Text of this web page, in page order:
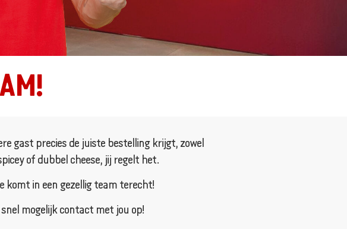
gast precies de juiste bestelling krijgt, zowel
of dubbel cheese, jij regelt het.
komt in een gezellig team terecht!
mogelijk contact met jou op!